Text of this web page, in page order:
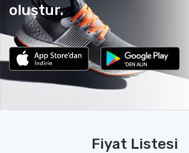
oluştur.
Fiyat Listesi